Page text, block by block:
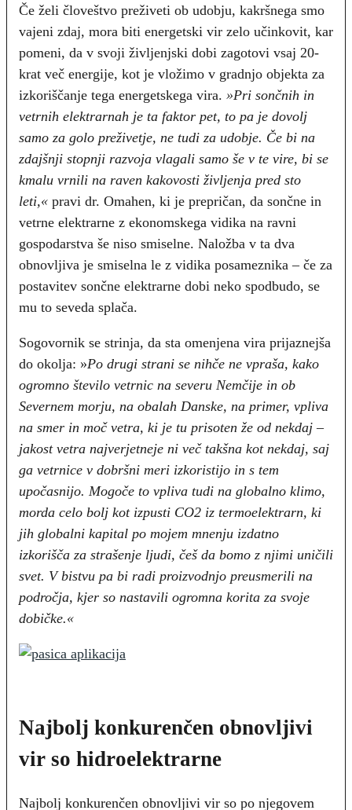
Če želi človeštvo preživeti ob udobju, kakršnega smo
vajeni zdaj, mora biti energetski vir zelo učinkovit, kar
pomeni, da v svoji življenjski dobi zagotovi vsaj 20-
krat več energije, kot je vložimo v gradnjo objekta za
izkoriščanje tega energetskega vira. »Pri sončnih in
vetrnih elektrarnah je ta faktor pet, to pa je dovolj
samo za golo preživetje, ne tudi za udobje. Če bi na
zdajšnji stopnji razvoja vlagali samo še v te vire, bi se
kmalu vrnili na raven kakovosti življenja pred sto
leti,« pravi dr. Omahen, ki je prepričan, da sončne in
vetrne elektrarne z ekonomskega vidika na ravni
gospodarstva še niso smiselne. Naložba v ta dva
obnovljiva je smiselna le z vidika posameznika – če za
postavitev sončne elektrarne dobi neko spodbudo, se
mu to seveda splača.
Sogovornik se strinja, da sta omenjena vira prijaznejša
do okolja: »Po drugi strani se nihče ne vpraša, kako
ogromno število vetrnic na severu Nemčije in ob
Severnem morju, na obalah Danske, na primer, vpliva
na smer in moč vetra, ki je tu prisoten že od nekdaj –
jakost vetra najverjetneje ni več takšna kot nekdaj, saj
ga vetrnice v dobršni meri izkoristijo in s tem
upočasnijo. Mogoče to vpliva tudi na globalno klimo,
morda celo bolj kot izpusti CO2 iz termoelektrarn, ki
jih globalni kapital po mojem mnenju izdatno
izkorišča za strašenje ljudi, češ da bomo z njimi uničili
svet. V bistvu pa bi radi proizvodnjo preusmerili na
področja, kjer so nastavili ogromna korita za svoje
dobičke.«
Najbolj konkurenčen obnovljivi
vir so hidroelektrarne
Najbolj konkurenčen obnovljivi vir so po njegovem